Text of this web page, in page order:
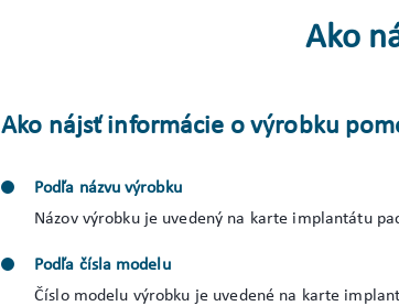
Ako
Ako nájsť informácie o výrobku
Podľa názvu výrobku
Názov výrobku je uvedený na karte implantátu
Podľa čísla modelu
Číslo modelu výrobku je uvedené na karte